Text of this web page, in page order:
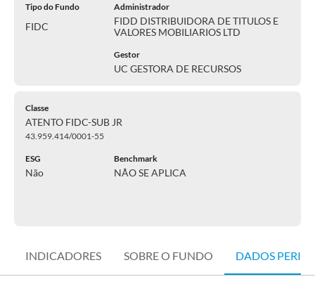
Tipo do Fundo
FIDC
Administrador
FIDD DISTRIBUIDORA DE TITULOS E
VALORES MOBILIARIOS LTD
Gestor
UC GESTORA DE RECURSOS
Classe
ATENTO FIDC-SUB JR
43.959.414/0001-55
ESG
Não
Benchmark
NÃO SE APLICA
INDICADORES SOBRE O FUNDO DADOS